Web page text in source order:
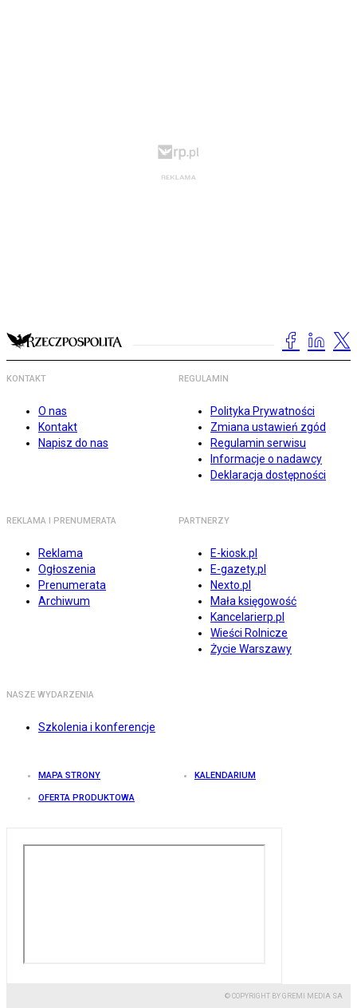
KONTAKT
O nas
Kontakt
Napisz do nas
REGULAMIN
Polityka Prywatności
Zmiana ustawień zgód
Regulamin serwisu
Informacje o nadawcy
Deklaracja dostępności
REKLAMA I PRENUMERATA
Reklama
Ogłoszenia
Prenumerata
Archiwum
PARTNERZY
E-kiosk.pl
E-gazety.pl
Nexto.pl
Mała księgowość
Kancelarierp.pl
Wieści Rolnicze
Życie Warszawy
NASZE WYDARZENIA
Szkolenia i konferencje
MAPA STRONY KALENDARIUM
OFERTA PRODUKTOWA
© COPYRIGHT BY GREMI MEDIA SA